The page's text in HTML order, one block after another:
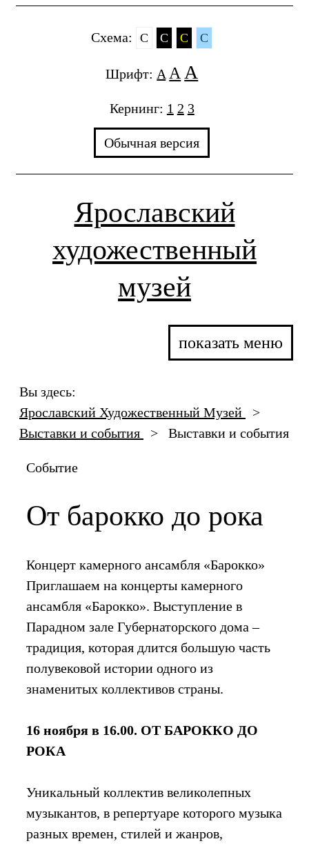
Cхема: C C C C
Шрифт: A A A
Кернинг: 1 2 3
Обычная версия
Ярославский
художественный
музей
показать меню
Вы здесь:
Ярославский Художественный Музей
>
Выставки и события
> Выставки и события
Событие
От барокко до рока
Концерт камерного ансамбля «Барокко»
Приглашаем на концерты камерного
ансамбля «Барокко». Выступление в
Парадном зале Губернаторского дома –
традиция, которая длится большую часть
полувековой истории одного из
знаменитых коллективов страны.
16 ноября в 16.00. ОТ БАРОККО ДО
РОКА
Уникальный коллектив великолепных
музыкантов, в репертуаре которого музыка
разных времен, стилей и жанров,